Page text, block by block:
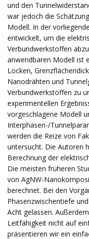
und den
war jedoch die
Modell. In der
entwickelt, um die
Verbundwerkstoffen
anwendbaren Modell ist
Locken,
Nanodrähten und
Verbundwerkstoffen zu
experimentellen
vorgeschlagene Modell
Interphasen-/
werden die Reize von
untersucht. Die Autoren
Berechnung der
Die meisten früheren
von AgNW-
berechnet. Bei den
Phasenzwischentiefe
Acht gelassen.
Leitfähigkeit nicht auf
präsentieren wir ein